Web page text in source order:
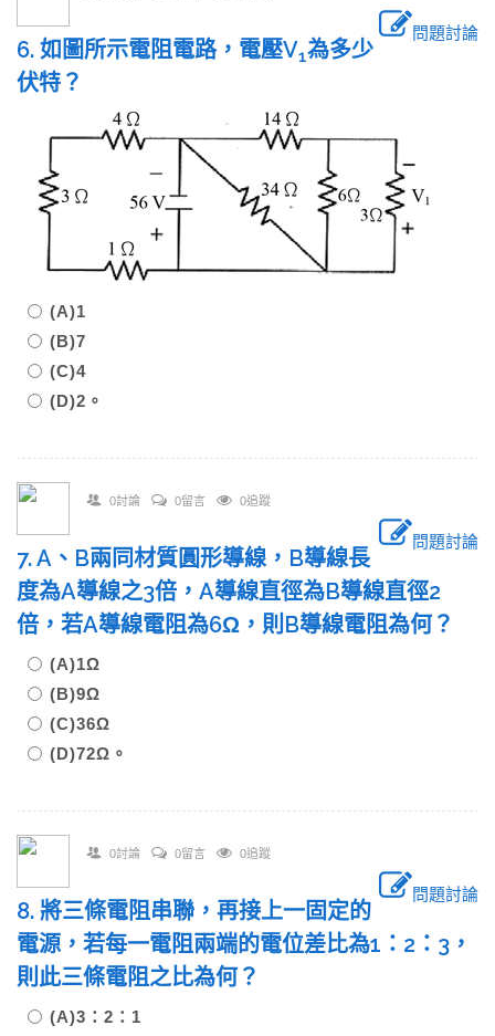
問題討論
6. 如圖所示電阻電路，電壓V1為多少
伏特？
(A)1
(B)7
(C)4
(D)2。
0討論 0留言 0追蹤
問題討論
7. A、B兩同材質圓形導線，B導線長
度為A導線之3倍，A導線直徑為B導線直徑2
倍，若A導線電阻為6Ω，則B導線電阻為何？
(A)1Ω
(B)9Ω
(C)36Ω
(D)72Ω。
0討論 0留言 0追蹤
問題討論
8. 將三條電阻串聯，再接上一固定的
電源，若每一電阻兩端的電位差比為1：2：3，
則此三條電阻之比為何？
(A)3：2：1